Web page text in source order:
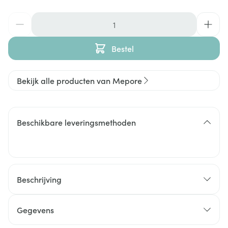
Bestel
Bekijk alle producten van Mepore
Beschikbare leveringsmethoden
Beschrijving
Gegevens